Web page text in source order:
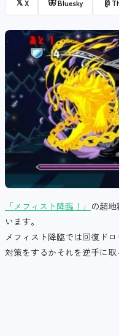
𝕏X 🦋Bluesky @
「メフィスト降臨！」 の超
います。
メフィスト降臨では回復ド
対策をするかそれを逆手に取